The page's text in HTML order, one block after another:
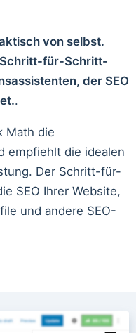
von selbst.
Schritt-für-Schritt-
der SEO
.
Math die
empfiehlt die idealen
Der Schritt-für-
SEO Ihrer Website,
und andere SEO-